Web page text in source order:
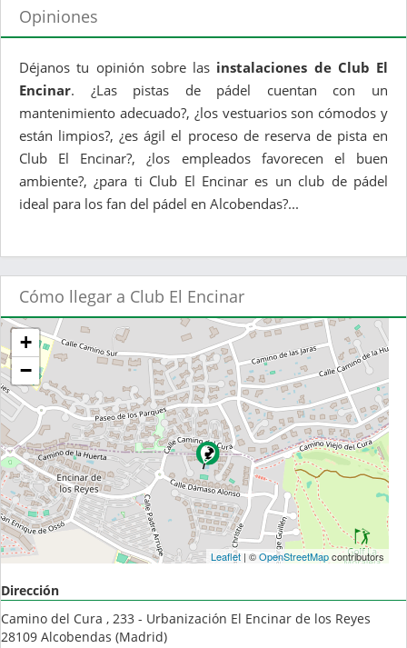
Opiniones
Déjanos tu opinión sobre las instalaciones de Club El
Encinar. ¿Las pistas de pádel cuentan con un
mantenimiento adecuado?, ¿los vestuarios son cómodos y
están limpios?, ¿es ágil el proceso de reserva de pista en
Club El Encinar?, ¿los empleados favorecen el buen
ambiente?, ¿para ti Club El Encinar es un club de pádel
ideal para los fan del pádel en Alcobendas?...
Cómo llegar a Club El Encinar
+
−
Leaflet| ©OpenStreetMapcontributors
Dirección
Camino del Cura , 233 - Urbanización El Encinar de los Reyes
28109 Alcobendas (Madrid)